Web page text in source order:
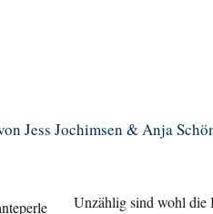
Jess Jochimsen & Anja
Unzählig sind wohl die